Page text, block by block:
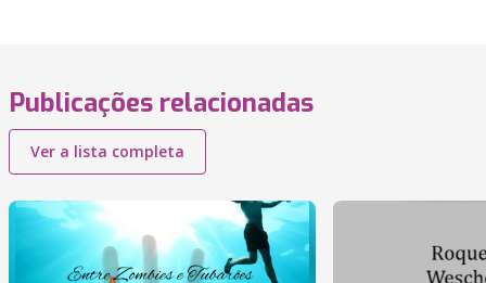
Publicações relacionadas
Ver a lista completa